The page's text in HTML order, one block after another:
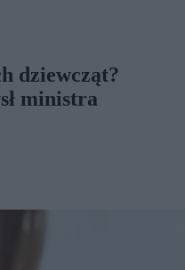
dziewcząt?
ministra